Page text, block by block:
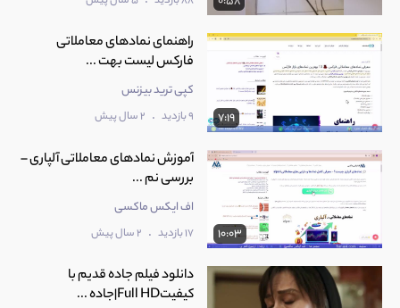
7:19
راهنمای ‫نمادهای معاملاتی
فارکس لیست بهت ...
کپی ترید بیزنس
9 بازدید . 2 سال پیش
10:03
آموزش نمادهای معاملاتی آلپاری –
بررسی نم ...
اف ایکس ماکسی
17 بازدید . 2 سال پیش
دانلود فیلم جاده قدیم با
کیفیتFull HD|جاده ...